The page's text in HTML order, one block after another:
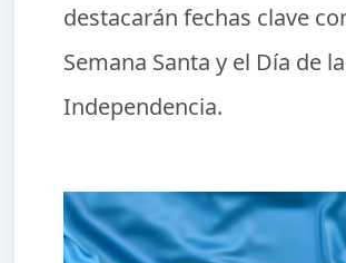
destacarán fechas clave
Semana Santa y el Día de la
Independencia.